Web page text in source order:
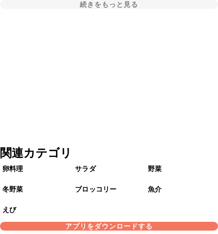
続きをもっと見る
関連カテゴリ
卵料理 サラダ 野菜
冬野菜 ブロッコリー 魚介
えび
アプリをダウンロードする